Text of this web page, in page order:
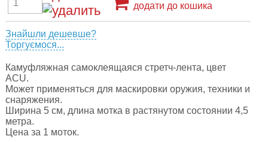
додати до кошика
Знайшли дешевше?
Торгуємося...
Камуфляжная самоклеящаяся стретч-лента, цвет
ACU.
Может применяться для маскировки оружия, техники и
снаряжения.
Ширина 5 см, длина мотка в растянутом состоянии 4,5
метра.
Цена за 1 моток.